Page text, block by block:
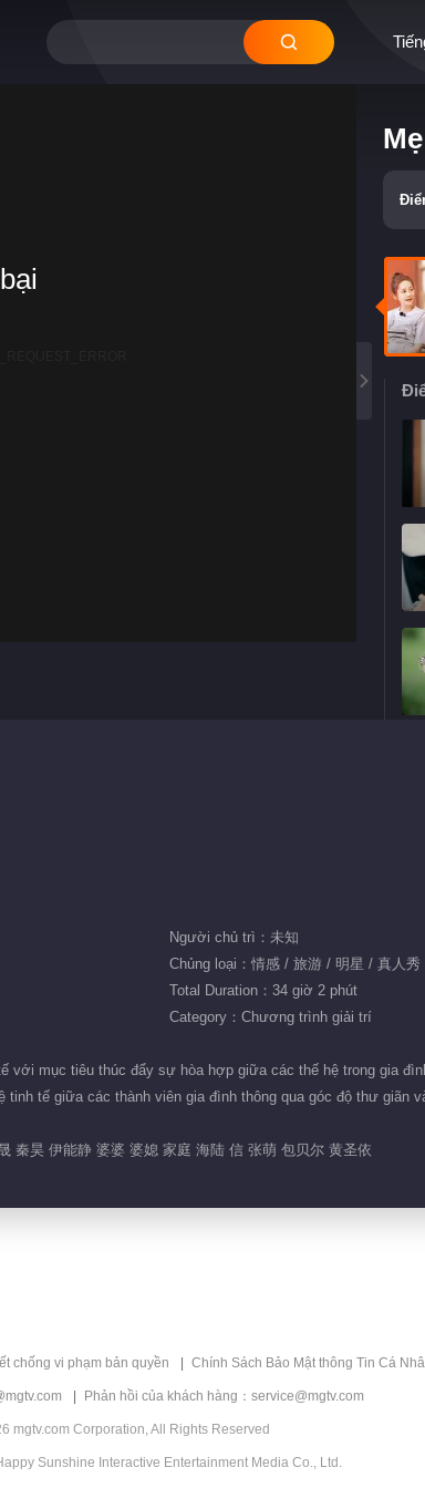
Người chủ trì：未知
Chủng loại：情感 / 旅游 / 明星 / 真人秀
Total Duration：34 giờ 2 phút
Category：Chương trình giải trí
mục tiêu thúc đẩy sự hòa hợp giữa các thế hệ trong gia
tế giữa các thành viên gia đình thông qua góc độ thư giãn
秦昊 伊能静 婆婆 婆媳 家庭 海陆 信 张萌 包贝尔 黄圣依
chống vi phạm bản quyền Chính Sách Bảo Mật thông Tin Cá
Phản hồi của khách hàng：service@mgtv.com
mgtv.com Corporation, All Rights Reserved
Sunshine Interactive Entertainment Media Co., Ltd.